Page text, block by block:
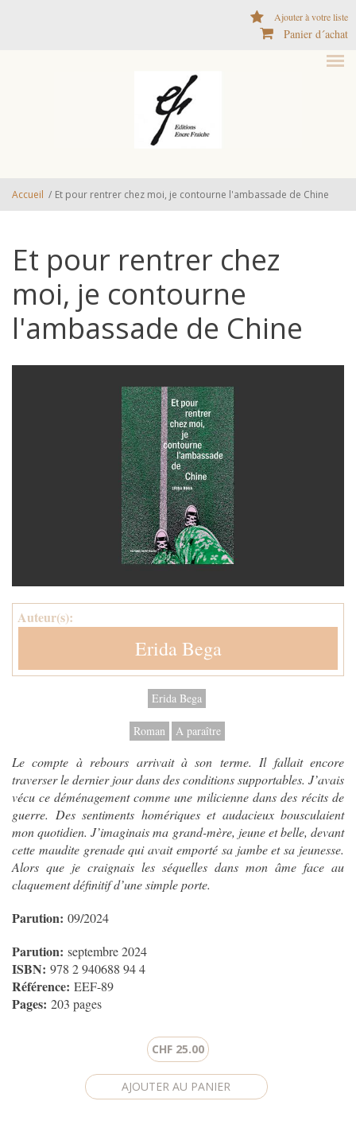
Ajouter à votre liste
Panier d´achat
Accueil / Et pour rentrer chez moi, je contourne l'ambassade de Chine
Et pour rentrer chez
moi, je contourne
l'ambassade de Chine
Auteur(s):
Erida Bega
Erida Bega
Roman A paraître
Le compte à rebours arrivait à son terme. Il fallait encore
traverser le dernier jour dans des conditions supportables. J’avais
vécu ce déménagement comme une milicienne dans des récits de
guerre. Des sentiments homériques et audacieux bousculaient
mon quotidien. J’imaginais ma grand-mère, jeune et belle, devant
cette maudite grenade qui avait emporté sa jambe et sa jeunesse.
Alors que je craignais les séquelles dans mon âme face au
claquement définitif d’une simple porte.
Parution: 09/2024
Parution: septembre 2024
ISBN: 978 2 940688 94 4
Référence: EEF-89
Pages: 203 pages
CHF 25.00